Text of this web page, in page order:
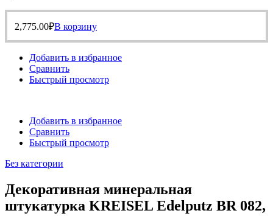
2,775.00₽В корзину
Добавить в избранное
Сравнить
Быстрый просмотр
Добавить в избранное
Сравнить
Быстрый просмотр
Без категории
Декоративная минеральная
штукатурка KREISEL Edelputz BR 082,